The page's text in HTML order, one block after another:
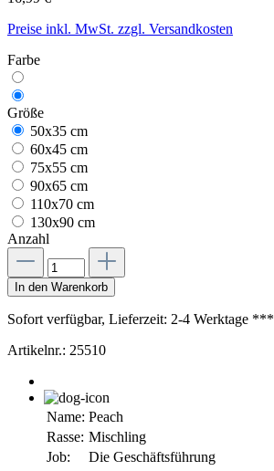
Preise inkl. MwSt. zzgl. Versandkosten
Farbe
Größe
50x35 cm
60x45 cm
75x55 cm
90x65 cm
110x70 cm
130x90 cm
Anzahl
In den Warenkorb
Sofort verfügbar, Lieferzeit: 2-4 Werktage ***
Artikelnr.: 25510
Name: Peach
Rasse: Mischling
Job:
Die Geschäftsführung